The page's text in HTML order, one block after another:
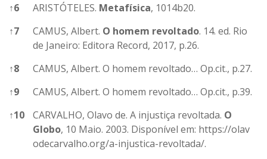
↑6 ARISTÓTELES. Metafísica, 1014b20.
↑7 CAMUS, Albert. O homem revoltado. 14. ed. Rio
de Janeiro: Editora Record, 2017, p.26.
↑8
CAMUS, Albert. O homem revoltado… Op.cit., p.27.
↑9
CAMUS, Albert. O homem revoltado… Op.cit., p.39.
↑10 CARVALHO, Olavo de. A injustiça revoltada. O
Globo, 10 Maio. 2003. Disponível em: https://olav
odecarvalho.org/a-injustica-revoltada/.